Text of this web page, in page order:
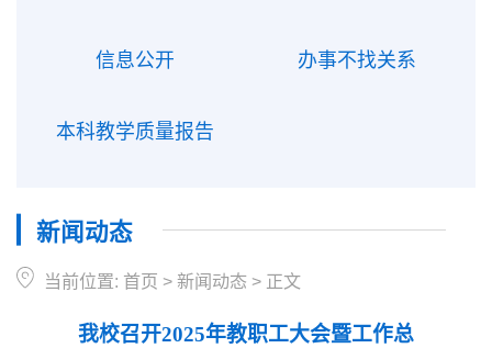
信息公开 办事不找关系
本科教学质量报告
新闻动态
当前位置: 首页 >新闻动态 > 正文
我校召开2025年教职工大会暨工作总